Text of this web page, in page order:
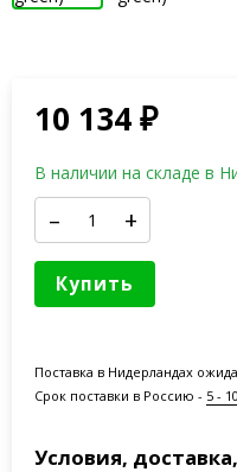
10 134₽
В наличии на складе в
– +
Купить
Поставка в Нидерландах
Срок поставки в Россию - 5 -
Условия,